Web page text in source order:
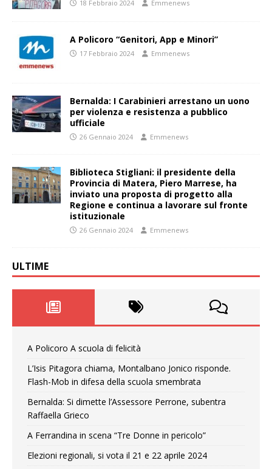
18 Febbraio 2024 Emmenews
A Policoro “Genitori, App e Minori”
17 Febbraio 2024 Emmenews
Bernalda: I Carabinieri arrestano un uono
per violenza e resistenza a pubblico
ufficiale
26 Gennaio 2024 Emmenews
Biblioteca Stigliani: il presidente della
Provincia di Matera, Piero Marrese, ha
inviato una proposta di progetto alla
Regione e continua a lavorare sul fronte
istituzionale
26 Gennaio 2024 Emmenews
ULTIME
A Policoro A scuola di felicità
L’Isis Pitagora chiama, Montalbano Jonico risponde.
Flash-Mob in difesa della scuola smembrata
Bernalda: Si dimette l’Assessore Perrone, subentra
Raffaella Grieco
A Ferrandina in scena “Tre Donne in pericolo”
Elezioni regionali, si vota il 21 e 22 aprile 2024